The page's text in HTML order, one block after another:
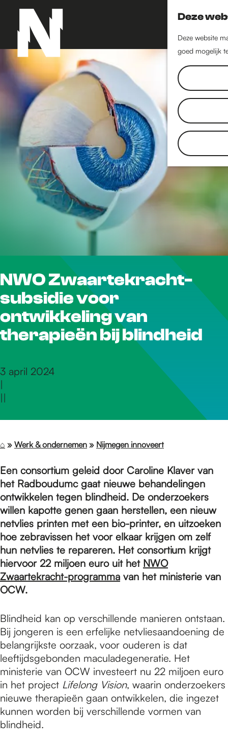
Deze
Deze website
goed mogelijk
G
a
n
a
a
r
d
e
h
m
e
p
a
g
e
NWO Zwaartekracht-
subsidie voor
ontwikkeling van
therapieën bij blindheid
3 april 2024
|
||
⌂ » Werk & ondernemen » Nijmegen innoveert
Een consortium geleid door Caroline Klaver van
het Radboudumc gaat nieuwe behandelingen
ontwikkelen tegen blindheid. De onderzoekers
willen kapotte genen gaan herstellen, een nieuw
netvlies printen met een bio-printer, en uitzoeken
hoe zebravissen het voor elkaar krijgen om zelf
hun netvlies te repareren. Het consortium krijgt
hiervoor 22 miljoen euro uit het NWO
Zwaartekracht-programma van het ministerie van
OCW.
Blindheid kan op verschillende manieren ontstaan.
Bij jongeren is een erfelijke netvliesaandoening de
belangrijkste oorzaak, voor ouderen is dat
leeftijdsgebonden maculadegeneratie. Het
ministerie van OCW investeert nu 22 miljoen euro
in het project Lifelong Vision, waarin onderzoekers
nieuwe therapieën gaan ontwikkelen, die ingezet
kunnen worden bij verschillende vormen van
blindheid.